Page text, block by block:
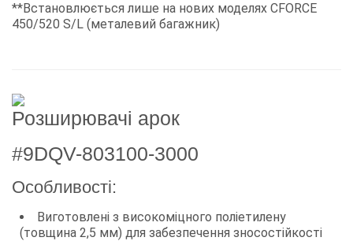
**Встановлюється лише на нових моделях CFORCE
450/520 S/L (металевий багажник)
Розширювачі арок
#9DQV-803100-3000
Особливості:
Виготовлені з високоміцного поліетилену
(товщина 2,5 мм) для забезпечення зносостійкості